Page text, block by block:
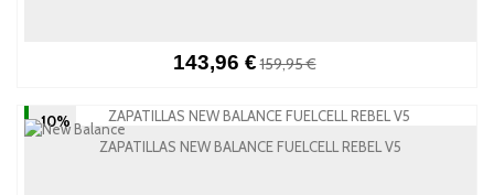
143,96 €159,95 €
-10%
ZAPATILLAS NEW BALANCE FUELCELL REBEL V5